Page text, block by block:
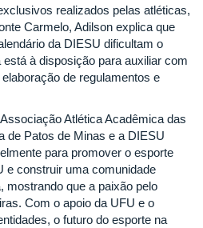
realizados pelas atléticas,
Carmelo, Adilson explica que
da DIESU dificultam o
à disposição para auxiliar com
de regulamentos e
Atlética Acadêmica das
de Patos de Minas e a DIESU
para promover o esporte
e construir uma comunidade
mostrando que a paixão pelo
Com o apoio da UFU e o
o futuro do esporte na